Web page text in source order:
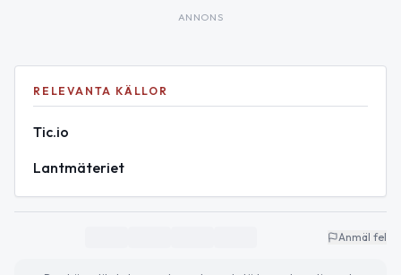
ANNONS
RELEVANTA KÄLLOR
Tic.io
Lantmäteriet
Anmäl fel